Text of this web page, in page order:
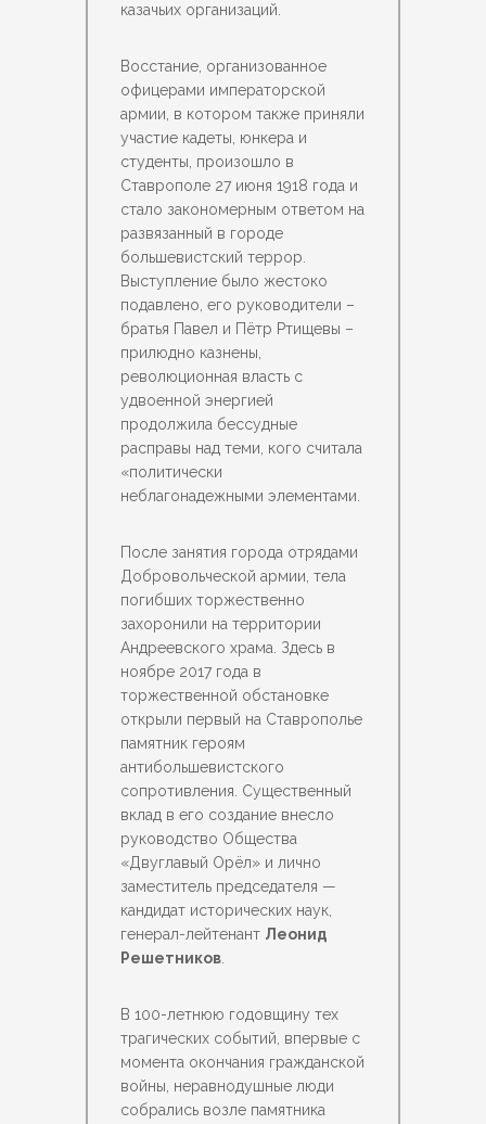
казачьих организаций.
Восстание, организованное
офицерами императорской
армии, в котором также приняли
участие кадеты, юнкера и
студенты, произошло в
Ставрополе 27 июня 1918 года и
стало закономерным ответом на
развязанный в городе
большевистский террор.
Выступление было жестоко
подавлено, его руководители –
братья Павел и Пётр Ртищевы –
прилюдно казнены,
революционная власть с
удвоенной энергией
продолжила бессудные
расправы над теми, кого считала
«политически
неблагонадежными элементами.
После занятия города отрядами
Добровольческой армии, тела
погибших торжественно
захоронили на территории
Андреевского храма. Здесь в
ноябре 2017 года в
торжественной обстановке
открыли первый на Ставрополье
памятник героям
антибольшевистского
сопротивления. Существенный
вклад в его создание внесло
руководство Общества
«Двуглавый Орёл» и лично
заместитель председателя —
кандидат исторических наук,
генерал-лейтенант Леонид
Решетников
В 100-летнюю годовщину тех
трагических событий, впервые с
момента окончания гражданской
войны, неравнодушные люди
собрались возле памятника